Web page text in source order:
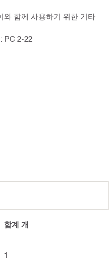
와 함께 사용하기 위한 기타
PC 2-22
합계 개
1